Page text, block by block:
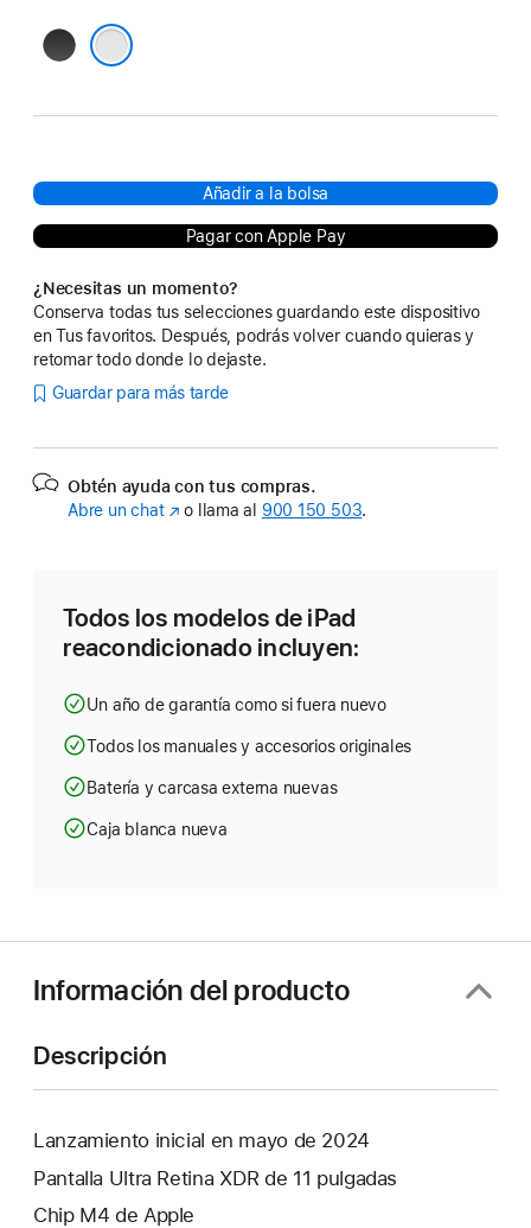
Negro espacial
Añadir a la bolsa
Pagar con Apple Pay
¿Necesitas un momento?
Conserva todas tus selecciones guardando este dispositivo
en Tus favoritos. Después, podrás volver cuando quieras y
retomar todo donde lo dejaste.
Guardar para más tarde
Obtén ayuda con tus compras.
Abre un chat(Se
ventana
nueva)
o llama al 900 150 503.
Todos los modelos de iPad
reacondicionado incluyen:
Un año de garantía como si fuera nuevo
Todos los manuales y accesorios originales
Batería y carcasa externa nuevas
Caja blanca nueva
Información del producto
Descripción
Lanzamiento inicial en mayo de 2024
Pantalla Ultra Retina XDR de 11 pulgadas
Chip M4 de Apple